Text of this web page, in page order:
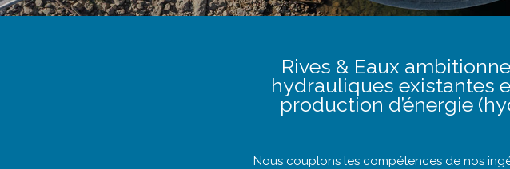
Rives & Eaux
hydrauliques existantes
production d’énergie
Nous couplons les compétences de nos